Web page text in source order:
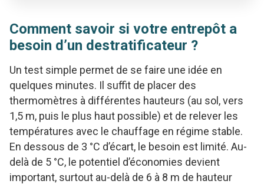
Comment savoir si votre entrepôt a
besoin d’un destratificateur ?
Un test simple permet de se faire une idée en
quelques minutes. Il suffit de placer des
thermomètres à différentes hauteurs (au sol, vers
1,5 m, puis le plus haut possible) et de relever les
températures avec le chauffage en régime stable.
En dessous de 3 °C d’écart, le besoin est limité. Au-
delà de 5 °C, le potentiel d’économies devient
important, surtout au-delà de 6 à 8 m de hauteur